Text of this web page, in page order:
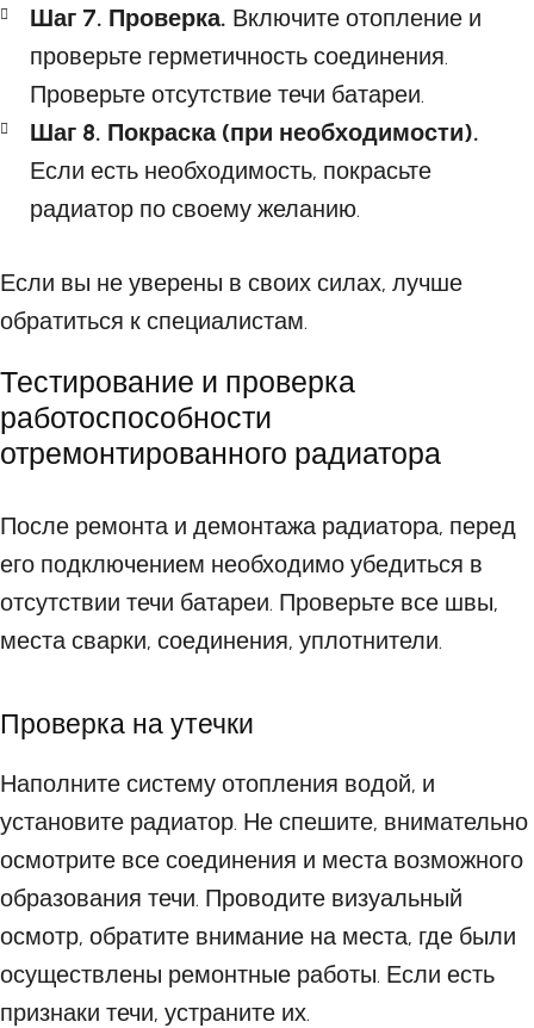
Шаг 7. Проверка. Включите отопление и
проверьте герметичность соединения.
Проверьте отсутствие течи батареи.
Шаг 8. Покраска (при необходимости).
Если есть необходимость, покрасьте
радиатор по своему желанию.
Если вы не уверены в своих силах, лучше
обратиться к специалистам.
Тестирование и проверка
работоспособности
отремонтированного радиатора
После ремонта и демонтажа радиатора, перед
его подключением необходимо убедиться в
отсутствии течи батареи. Проверьте все швы,
места сварки, соединения, уплотнители.
Проверка на утечки
Наполните систему отопления водой, и
установите радиатор. Не спешите, внимательно
осмотрите все соединения и места возможного
образования течи. Проводите визуальный
осмотр, обратите внимание на места, где были
осуществлены ремонтные работы. Если есть
признаки течи, устраните их.